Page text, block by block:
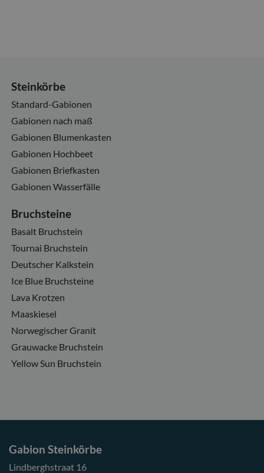
Steinkörbe
Standard-Gabionen
Gabionen nach maß
Gabionen Blumenkasten
Gabionen Hochbeet
Gabionen Briefkasten
Gabionen Wasserfälle
Bruchsteine
Basalt Bruchstein
Tournai Bruchstein
Deutscher Kalkstein
Ice Blue Bruchsteine
Lava Krotzen
Maaskiesel
Norwegischer Granit
Grauwacke Bruchstein
Yellow Sun Bruchstein
Gabion Steinkörbe
Lindberghstraat 16